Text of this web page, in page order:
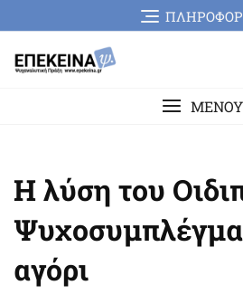
to
MENOY
Η λύση του
αγόρι